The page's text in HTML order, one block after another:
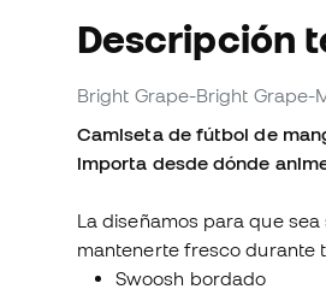
Descripción
Bright Grape-Bright Grape-
Camiseta de fútbol de
importa desde dónde
La diseñamos para que
mantenerte fresco durante
Swoosh bordado